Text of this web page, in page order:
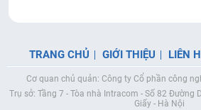
TRANG CHỦ GIỚI THIỆU LIÊN
Cơ quan chủ quản: Công ty Cổ phần công
Trụ sở: Tầng 7 - Tòa nhà Intracom - Số 82 Đường
Giấy - Hà Nội